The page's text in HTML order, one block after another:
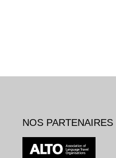
NOS PARTENAIRES